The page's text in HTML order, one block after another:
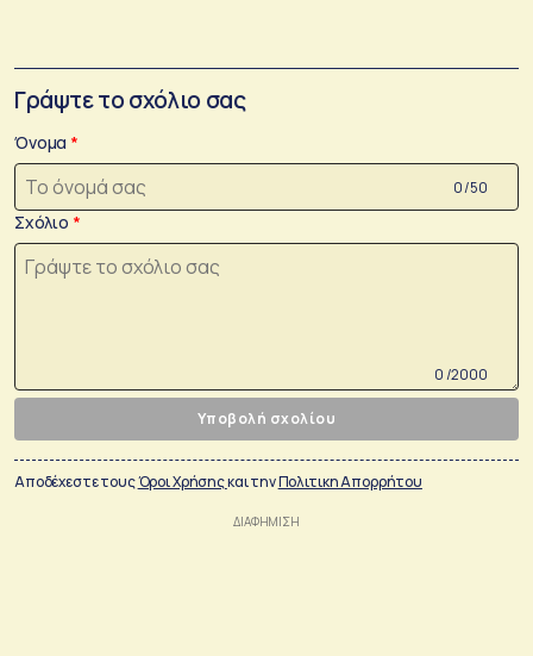
Γράψτε το σχόλιο σας
Όνομα
0 /50
Σχόλιο
0 /2000
Υποβολή σχολίου
Αποδέχεστε τουςΌροι Χρήσηςκαι τηνΠολιτικη Απορρήτου